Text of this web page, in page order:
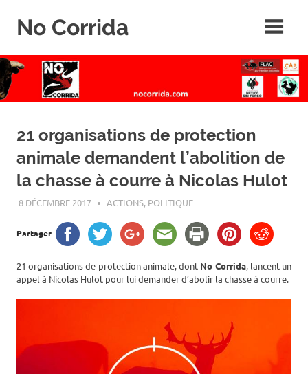
No Corrida
de
la
corrida
21 organisations de protection
animale demandent l’abolition de
la chasse à courre à Nicolas Hulot
8 DÉCEMBRE 2017 ROGER LAHANA
ACTIONS, POLITIQUE
Partager
21 organisations de protection animale, dont No Corrida, lancent un
appel à Nicolas Hulot pour lui demander d’abolir la chasse à courre.